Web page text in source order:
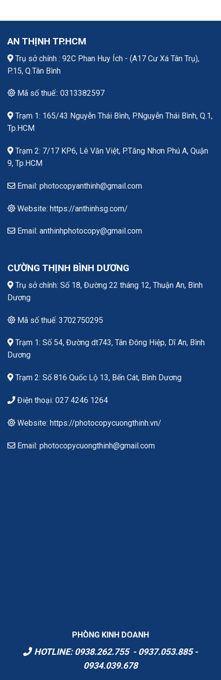
AN THỊNH TP.HCM
Trụ sở chính : 92C Phan Huy Ích - (A17 Cư Xá Tân Trụ),
P.15, Q.Tân Bình
Mã số thuế:: 0313382597
Trạm 1: 165/43 Nguyễn Thái Bình, P.Nguyễn Thái Bình, Q.1,
Tp.HCM
Trạm 2: 7/17 KP6, Lê Văn Việt, P.Tăng Nhơn Phú A, Quận
9, Tp.HCM
Email: photocopyanthinh@gmail.com
Website: https://anthinhsg.com/
Email: anthinhphotocopy@gmail.com
CƯỜNG THỊNH BÌNH DƯƠNG
Trụ sở chính: Số 18, Đường 22 tháng 12, Thuận An, Bình
Dương
Mã số thuế: 3702750295
Trạm 1: Số 54, Đường dt743, Tân Đông Hiệp, Dĩ An, Bình
Dương
Trạm 2: Số 816 Quốc Lộ 13, Bến Cát, Bình Dương
Điện thoại: 027 4246 1264
Website: https://photocopycuongthinh.vn/
Email: photocopycuongthinh@gmail.com
PHÒNG KINH DOANH
HOTLINE: 0938.262.755 - 0937.053.885 -
0934.039.678